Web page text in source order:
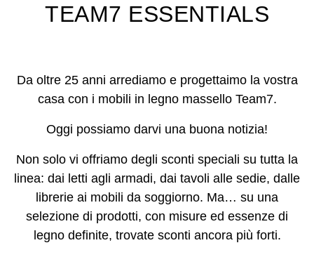
TEAM7 ESSENTIALS
Da oltre 25 anni arrediamo e progettaimo la vostra
casa con i mobili in legno massello Team7.
Oggi possiamo darvi una buona notizia!
Non solo vi offriamo degli sconti speciali su tutta la
linea: dai letti agli armadi, dai tavoli alle sedie, dalle
librerie ai mobili da soggiorno. Ma… su una
selezione di prodotti, con misure ed essenze di
legno definite, trovate sconti ancora più forti.